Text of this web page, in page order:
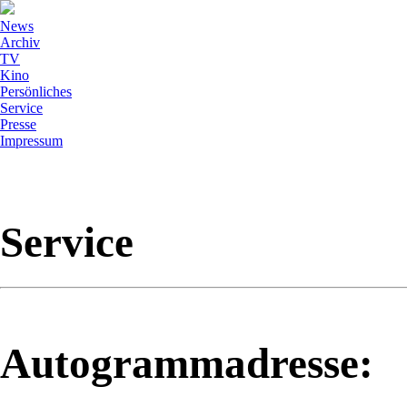
News
Archiv
TV
Kino
Persönliches
Service
Presse
Impressum
Service
Autogrammadresse: